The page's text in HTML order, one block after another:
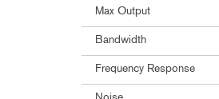
Max Output
Bandwidth
Frequency Response